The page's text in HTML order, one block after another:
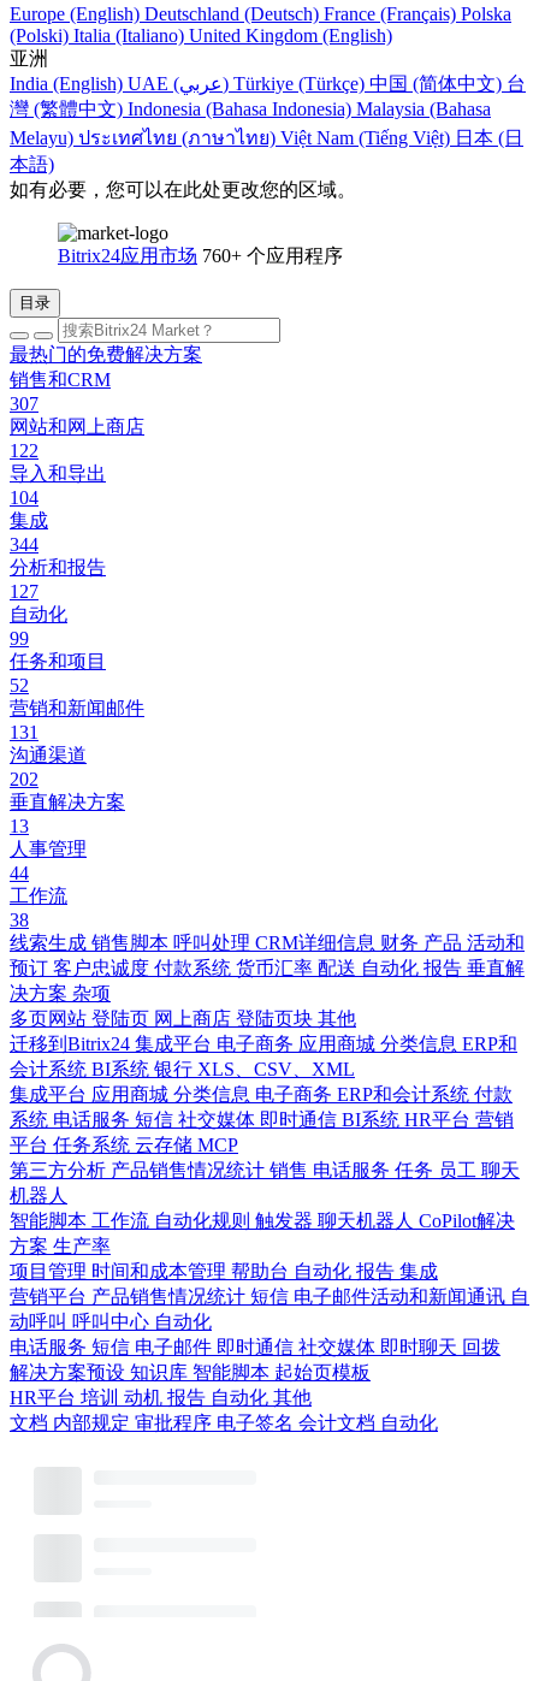
Europe (English) Deutschland (Deutsch) France (Français) Polska
(Polski) Italia (Italiano) United Kingdom (English)
亚洲
India (English)
UAE (عربي) Türkiye (Türkçe) 中国 (简体中文) 台
灣 (繁體中文) Indonesia (Bahasa Indonesia) Malaysia (Bahasa
Melayu) ประเทศไทย (ภาษาไทย) Việt Nam (Tiếng Việt) 日本 (日
本語)
如有必要，您可以在此处更改您的区域。
Bitrix24应用市场 760+ 个应用程序
目录
最热门的免费解决方案
销售和CRM
307
网站和网上商店
122
导入和导出
104
集成
344
分析和报告
127
自动化
99
任务和项目
52
营销和新闻邮件
131
沟通渠道
202
垂直解决方案
13
人事管理
44
工作流
38
线索生成 销售脚本 呼叫处理 CRM详细信息 财务 产品 活动和
预订 客户忠诚度 付款系统 货币汇率 配送 自动化 报告 垂直解
决方案 杂项
多页网站 登陆页 网上商店 登陆页块 其他
迁移到Bitrix24 集成平台 电子商务 应用商城 分类信息 ERP和
会计系统 BI系统 银行 XLS、CSV、XML
集成平台 应用商城 分类信息 电子商务 ERP和会计系统 付款
系统 电话服务 短信 社交媒体 即时通信 BI系统 HR平台 营销
平台 任务系统 云存储 MCP
第三方分析 产品销售情况统计 销售 电话服务 任务 员工 聊天
机器人
智能脚本 工作流 自动化规则 触发器 聊天机器人 CoPilot解决
方案 生产率
项目管理 时间和成本管理 帮助台 自动化 报告 集成
营销平台 产品销售情况统计 短信 电子邮件活动和新闻通讯 自
动呼叫 呼叫中心 自动化
电话服务 短信 电子邮件 即时通信 社交媒体 即时聊天 回拨
解决方案预设 知识库 智能脚本 起始页模板
HR平台 培训 动机 报告 自动化 其他
文档 内部规定 审批程序 电子签名 会计文档 自动化